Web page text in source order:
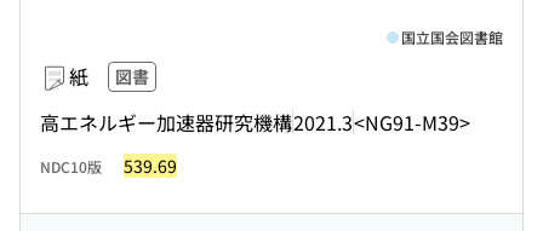
紙 図書
高エネルギー加速器研究機構2021.3<NG91-M39>
国立国会図書館
NDC10版 539.69